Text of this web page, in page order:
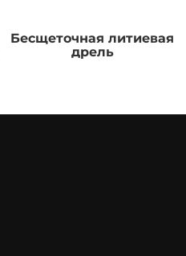
Бесщеточная литиевая
дрель